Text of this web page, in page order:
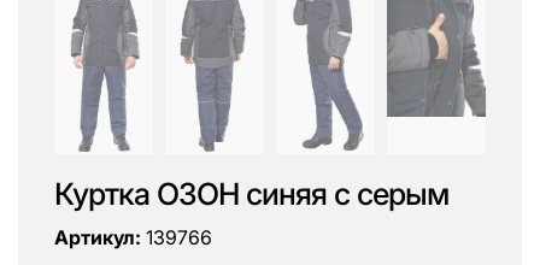
Куртка ОЗОН синяя с серым
Артикул: 139766